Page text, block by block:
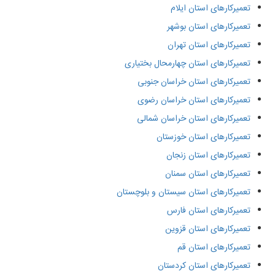
تعمیرکارهای استان ایلام
تعمیرکارهای استان بوشهر
تعمیرکارهای استان تهران
تعمیرکارهای استان چهارمحال بختیاری
تعمیرکارهای استان خراسان جنوبی
تعمیرکارهای استان خراسان رضوی
تعمیرکارهای استان خراسان شمالی
تعمیرکارهای استان خوزستان
تعمیرکارهای استان زنجان
تعمیرکارهای استان سمنان
تعمیرکارهای استان سیستان و بلوچستان
تعمیرکارهای استان فارس
تعمیرکارهای استان قزوین
تعمیرکارهای استان قم
تعمیرکارهای استان کردستان